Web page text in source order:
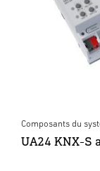
Composants du
UA24 KNX-S